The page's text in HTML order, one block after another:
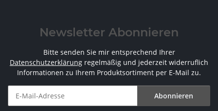
Newsletter Abonnieren
Bitte senden Sie mir entsprechend Ihrer
Datenschutzerklärung regelmäßig und jederzeit widerruflich
Informationen zu Ihrem Produktsortiment per E-Mail zu.
Abonnieren